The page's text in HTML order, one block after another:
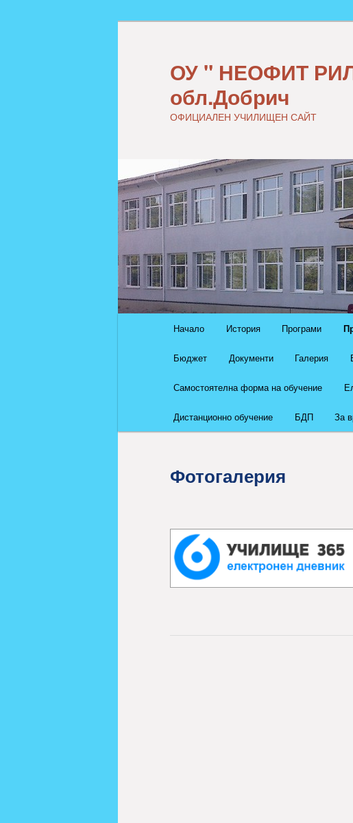
ОУ " НЕОФИТ
обл.Добрич
ОФИЦИАЛЕН УЧИЛИЩЕН САЙТ
Към
основното
Начало История Програми
Бюджет Документи Галерия
Самостоятелна форма на обучение
Дистанционно обучение БДП За
Фотогалерия